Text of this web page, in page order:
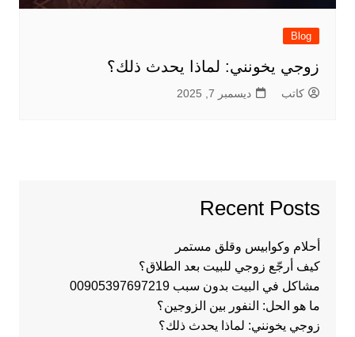
Blog
زوجي يخونني: لماذا يحدث ذلك؟
كاتب ديسمبر 7, 2025
Recent Posts
أحلام وكوابيس وقلق مستمر
كيف أرجّع زوجي للبيت بعد الطلاق؟
مشاكل في البيت بدون سبب 00905397697219
ما هو الحل: النفور بين الزوجين؟
زوجي يخونني: لماذا يحدث ذلك؟